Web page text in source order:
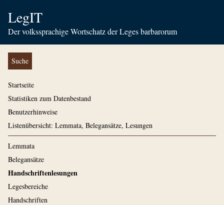
LegIT
Der volkssprachige Wortschatz der Leges barbarorum
Suche
Startseite
Statistiken zum Datenbestand
Benutzerhinweise
Listenübersicht: Lemmata, Belegansätze, Lesungen
Lemmata
Belegansätze
Handschriftenlesungen
Legesbereiche
Handschriften